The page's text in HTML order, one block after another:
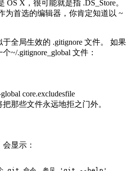
X，很可能就是指 .DS_Store。
为首选的编辑器，你肯定知道以 ~
全局生效的 .gitignore 文件。 如果
~/.gitignore_global 文件：
core.excludesfile
把那些文件永远地拒之门外。
显示：